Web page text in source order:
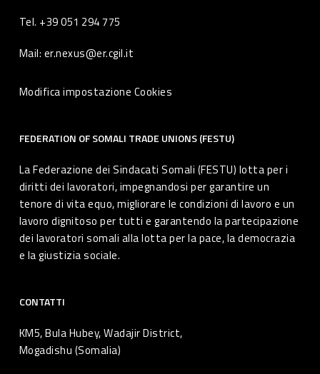
Tel. +39 051 294 775
Mail: er.nexus@er.cgil.it
Modifica impostazione Cookies
FEDERATION OF SOMALI TRADE UNIONS (FESTU)
La Federazione dei Sindacati Somali (FESTU) lotta per i
diritti dei lavoratori, impegnandosi per garantire un
tenore di vita equo, migliorare le condizioni di lavoro e un
lavoro dignitoso per tutti e garantendo la partecipazione
dei lavoratori somali alla lotta per la pace, la democrazia
e la giustizia sociale.
CONTATTI
KM5, Bula Hubey, Wadajir District,
Mogadishu (Somalia)